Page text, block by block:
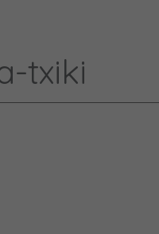
txiki